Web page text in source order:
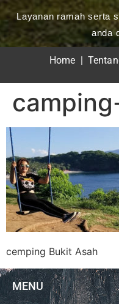
Layanan ramah serta
anda
Home
cemping Bukit Asah
MENU